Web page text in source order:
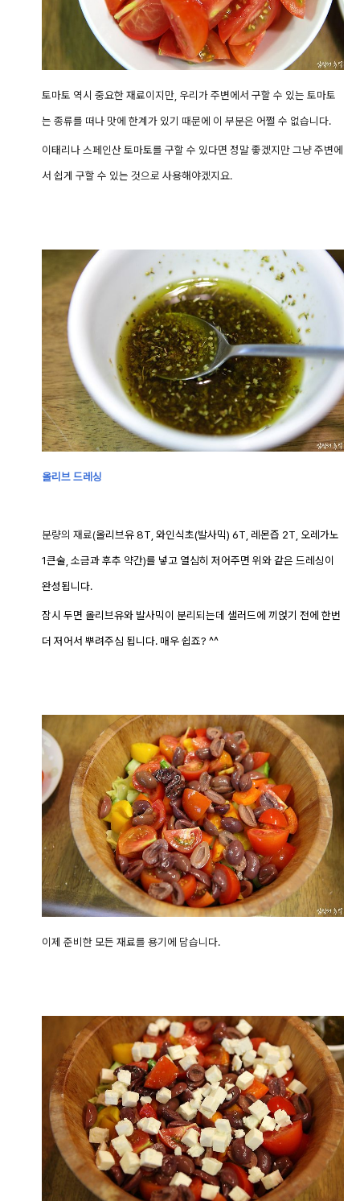
토마토 역시 중요한 재료이지만, 우리가 주변에서 구할 수 있는 토마토
는 종류를 떠나 맛에 한계가 있기 때문에 이 부분은 어쩔 수 없습니다.
이태리나 스페인산 토마토를 구할 수 있다면 정말 좋겠지만 그냥 주변에
서 쉽게 구할 수 있는 것으로 사용해야겠지요.
올리브 드레싱
분량의 재료(올리브유 8T, 와인식초(발사믹) 6T, 레몬즙 2T, 오레가노
1큰술, 소금과 후추 약간)를 넣고 열심히 저어주면 위와 같은 드레싱이
완성됩니다.
잠시 두면 올리브유와 발사믹이 분리되는데 샐러드에 끼얹기 전에 한번
더 저어서 뿌려주심 됩니다. 매우 쉽죠? ^^
이제 준비한 모든 재료를 용기에 담습니다.